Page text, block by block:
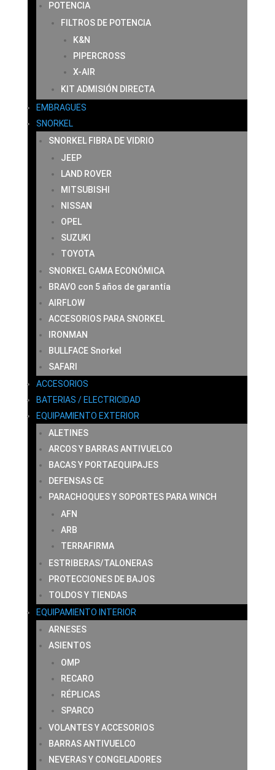
POTENCIA
FILTROS DE POTENCIA
K&N
PIPERCROSS
X-AIR
KIT ADMISIÓN DIRECTA
EMBRAGUES
SNORKEL
SNORKEL FIBRA DE VIDRIO
JEEP
LAND ROVER
MITSUBISHI
NISSAN
OPEL
SUZUKI
TOYOTA
SNORKEL GAMA ECONÓMICA
BRAVO con 5 años de garantía
AIRFLOW
ACCESORIOS PARA SNORKEL
IRONMAN
BULLFACE Snorkel
SAFARI
ACCESORIOS
BATERIAS / ELECTRICIDAD
EQUIPAMIENTO EXTERIOR
ALETINES
ARCOS Y BARRAS ANTIVUELCO
BACAS Y PORTAEQUIPAJES
DEFENSAS CE
PARACHOQUES Y SOPORTES PARA WINCH
AFN
ARB
TERRAFIRMA
ESTRIBERAS/TALONERAS
PROTECCIONES DE BAJOS
TOLDOS Y TIENDAS
EQUIPAMIENTO INTERIOR
ARNESES
ASIENTOS
OMP
RECARO
RÉPLICAS
SPARCO
VOLANTES Y ACCESORIOS
BARRAS ANTIVUELCO
NEVERAS Y CONGELADORES